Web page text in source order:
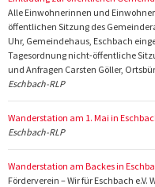
Alle Einwohnerinnen und
öffentlichen Sitzung des
Uhr, Gemeindehaus, Eschbach
Tagesordnung nicht-öffentliche
und Anfragen Carsten Göller,
Eschbach-RLP
Wanderstation am 1. Mai in
Eschbach-RLP
Wanderstation am Backes in
Förderverein – Wir für Eschbach